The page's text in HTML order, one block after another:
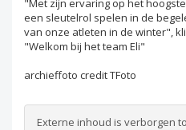
een sleutelrol spelen in de
van onze atleten in de winter",
"Welkom bij het team Eli"
archieffoto credit TFoto
Externe inhoud is verborgen